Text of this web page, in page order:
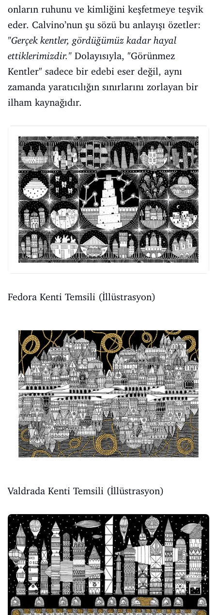
onların ruhunu ve kimliğini keşfetmeye teşvik
eder. Calvino’nun şu sözü bu anlayışı özetler:
"Gerçek kentler, gördüğümüz kadar hayal
ettiklerimizdir." Dolayısıyla, "Görünmez
Kentler" sadece bir edebi eser değil, aynı
zamanda yaratıcılığın sınırlarını zorlayan bir
ilham kaynağıdır.
Fedora Kenti Temsili (İllüstrasyon)
Valdrada Kenti Temsili (İllüstrasyon)